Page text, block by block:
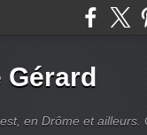
Gérard
en Drôme et ailleurs.